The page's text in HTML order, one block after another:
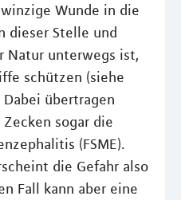
Wunde in die
dieser Stelle und
Natur unterwegs ist,
schützen (siehe
übertragen
sogar die
(FSME).
die Gefahr also
Fall kann aber eine